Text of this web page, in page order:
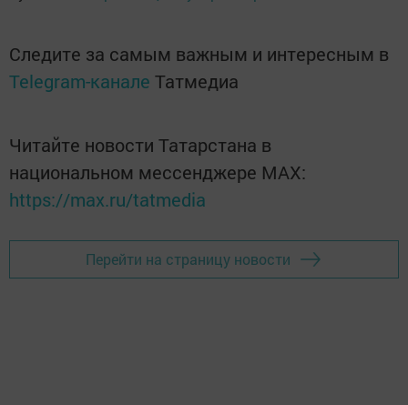
Следите за самым важным и интересным в
Telegram-канале Татмедиа
Читайте новости Татарстана в
национальном мессенджере MАХ:
https://max.ru/tatmedia
Перейти на страницу новости